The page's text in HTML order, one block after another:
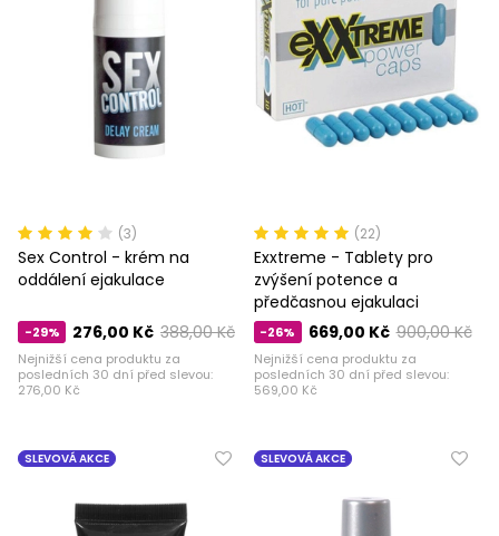
(3)
Sex Control - krém na
oddálení ejakulace
-29% 388,00 Kč
276,00 Kč
Nejnižší cena produktu za
posledních 30 dní před slevou:
276,00 Kč
(22)
Exxtreme - Tablety pro
zvýšení potence a
předčasnou ejakulaci
-26% 900,00 Kč
669,00 Kč
Nejnižší cena produktu za
posledních 30 dní před slevou:
569,00 Kč
SLEVOVÁ AKCE SLEVOVÁ AKCE